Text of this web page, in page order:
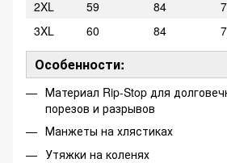
2XL
59 84
3XL
60 84
Особенности:
Материал Rip-Stop для
порезов и разрывов
Манжеты на хлястиках
Утяжки на коленях